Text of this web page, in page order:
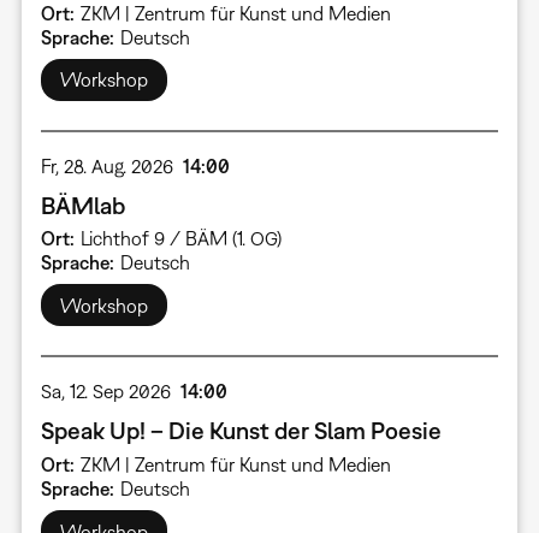
Ort ZKM | Zentrum für Kunst und Medien
Sprache Deutsch
Workshop
Fr, 28. Aug. 2026 14:00
BÄMlab
Ort Lichthof 9 / BÄM (1. OG)
Sprache Deutsch
Workshop
Sa, 12. Sep 2026 14:00
Speak Up! – Die Kunst der Slam Poesie
Ort ZKM | Zentrum für Kunst und Medien
Sprache Deutsch